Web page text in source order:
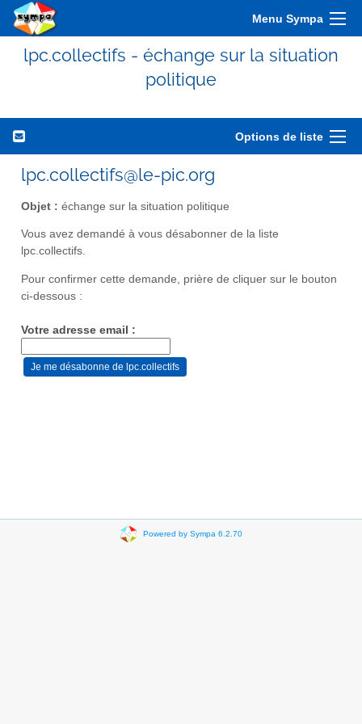
Menu Sympa
lpc.collectifs - échange sur la situation
politique
Options de liste
lpc.collectifs@le-pic.org
Objet : échange sur la situation politique
Vous avez demandé à vous désabonner de la liste
lpc.collectifs.
Pour confirmer cette demande, prière de cliquer sur le bouton
ci-dessous :
Votre adresse email :
Powered by Sympa 6.2.70